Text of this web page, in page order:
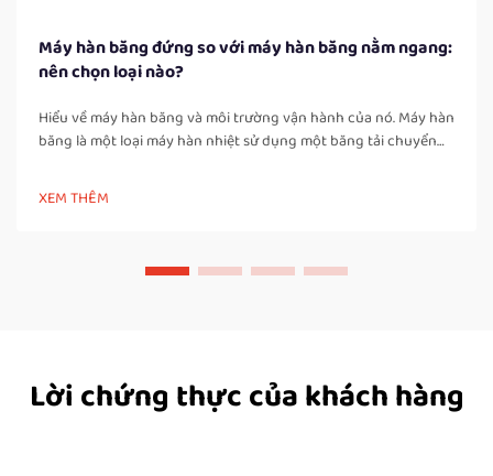
Máy hàn băng đứng so với máy hàn băng nằm ngang:
nên chọn loại nào?
Hiểu về máy hàn băng và môi trường vận hành của nó. Máy hàn
băng là một loại máy hàn nhiệt sử dụng một băng tải chuyển
và làm nguội, tạo ra mối hàn chắc chắn và kín khí. Khác với các
máy hàn xung thủ công, máy hàn băng…
XEM THÊM
Lời chứng thực của khách hàng